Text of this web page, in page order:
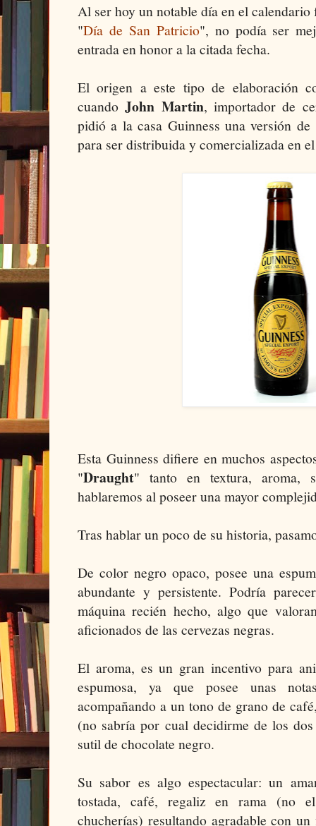
Al ser hoy un notable día en el
"Día de San Patricio", no podía ser
entrada en honor a la citada fecha.
El origen a este tipo de elaboración
cuandoJohn Martin, importador de
pidió a la casa Guinness una versión de
para ser distribuida y comercializada en
Esta Guinness difiere en muchos
"Draught" tanto en textura, aroma,
hablaremos al poseer una mayor
Tras hablar un poco de su historia,
De color negro opaco, posee una
abundante y persistente. Podría
máquina recién hecho, algo que
aficionados de las cervezas negras.
El aroma, es un gran incentivo para
espumosa, ya que posee unas
acompañando a un tono de grano de
(no sabría por cual decidirme de los
sutil de chocolate negro.
Su sabor es algo espectacular: un
tostada, café, regaliz en rama (no
chucherías) resultando agradable con